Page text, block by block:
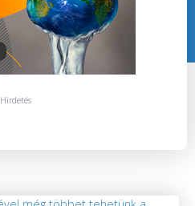
Hirdetés